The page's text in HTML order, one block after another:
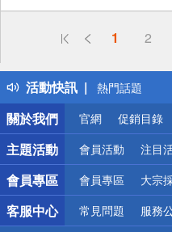
1 2
活動快訊
偏遠地區配送
得獎公告
熱門話題
銀行優惠
偏遠地區配送
詐騙網頁！請
關於我們
官網 促銷目錄
主題活動 會員活動 注目
會員專區 會員專區 大宗
客服中心 常見問題 服務